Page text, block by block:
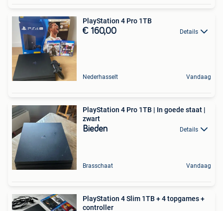
PlayStation 4 Pro 1TB
€ 160,00 Details
Nederhasselt Vandaag
PlayStation 4 Pro 1TB | In goede staat |
zwart
Bieden Details
Brasschaat Vandaag
PlayStation 4 Slim 1TB + 4 topgames +
controller